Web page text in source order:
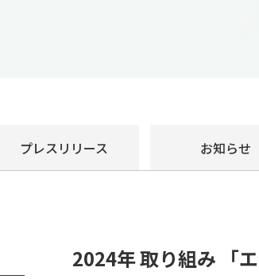
プレスリリース お知らせ
2024年 取り組み 「